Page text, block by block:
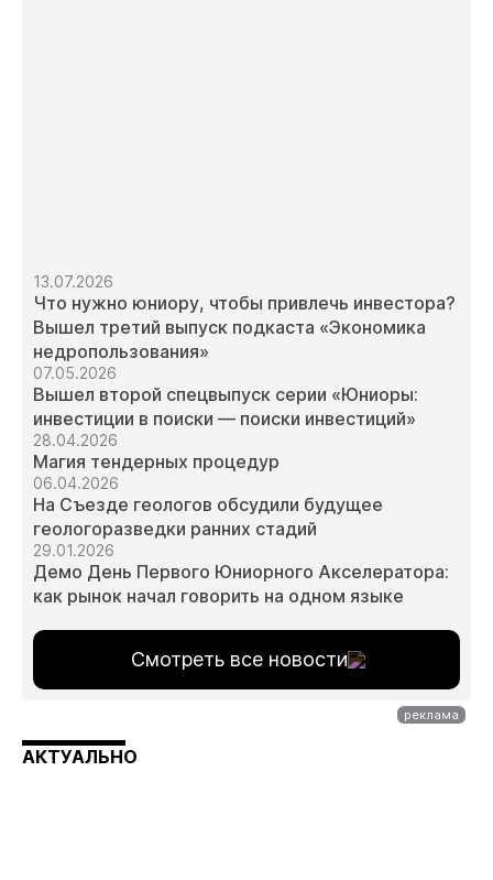
13.07.2026
Что нужно юниору, чтобы привлечь инвестора?
Вышел третий выпуск подкаста «Экономика
недропользования»
07.05.2026
Вышел второй спецвыпуск серии «Юниоры:
инвестиции в поиски — поиски инвестиций»
28.04.2026
Магия тендерных процедур
06.04.2026
На Съезде геологов обсудили будущее
геологоразведки ранних стадий
29.01.2026
Демо День Первого Юниорного Акселератора:
как рынок начал говорить на одном языке
Смотреть все новости
АКТУАЛЬНО